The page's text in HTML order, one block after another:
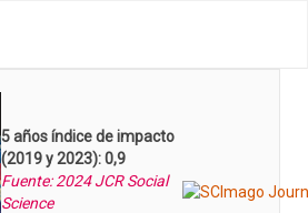
5 años índice de impacto
(2019 y 2023): 0,9
Fuente: 2024 JCR Social
Science